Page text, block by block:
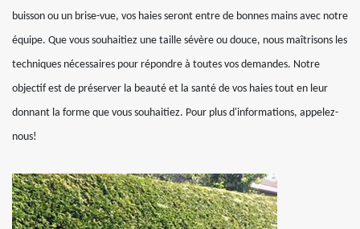
buisson ou un brise-vue, vos haies seront entre de bonnes mains avec notre
équipe. Que vous souhaitiez une taille sévère ou douce, nous maîtrisons les
techniques nécessaires pour répondre à toutes vos demandes. Notre
objectif est de préserver la beauté et la santé de vos haies tout en leur
donnant la forme que vous souhaitiez. Pour plus d'informations, appelez-
nous!